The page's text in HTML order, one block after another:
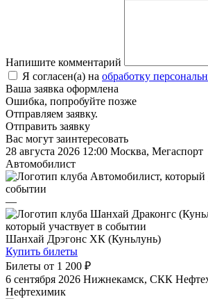
Напишите комментарий
Я согласен(а) на обработку
Ваша заявка оформлена
Ошибка, попробуйте позже
Отправляем заявку.
Отправить заявку
Вас могут заинтересовать
28 августа 2026 12:00 Москва, Мегаспорт
Автомобилист
—
Шанхай Дрэгонс ХК (Куньлунь)
Купить билеты
Билеты от 1 200 ₽
6 сентября 2026 Нижнекамск, СКК
Нефтехимик